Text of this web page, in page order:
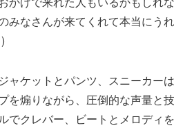
みなさんが来てくれて本当にう
ャケットとパンツ、スニーカー
を煽りながら、圧倒的な声量と
でクレバー、ビートとメロディ